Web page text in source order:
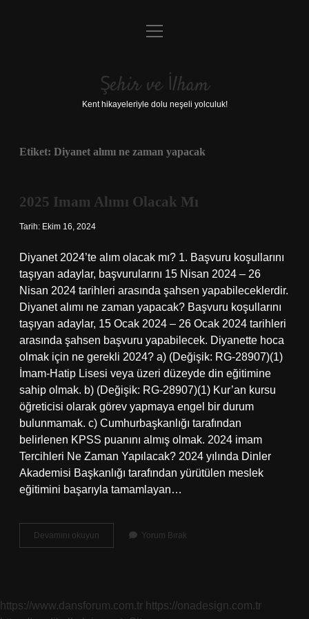
Anasayfa
Yasal Uyarı
menüyü
Şehir ve İlham
Kent hikayeleriyle dolu neşeli yolculuk!
Etiket: Diyanet alımı ne zaman yapacak
2025 Imam Alımı Olacak Mı
Tarih: Ekim 16, 2024
Diyanet 2024’te alım olacak mı? 1. Başvuru koşullarını
taşıyan adaylar, başvurularını 15 Nisan 2024 – 26
Nisan 2024 tarihleri ​​arasında şahsen yapabileceklerdir.
Diyanet alımı ne zaman yapacak? Başvuru koşullarını
taşıyan adaylar, 15 Ocak 2024 – 26 Ocak 2024 tarihleri ​​
arasında şahsen başvuru yapabilecek. Diyanette hoca
olmak için ne gerekli 2024? a) (Değişik: RG-28907)(1)
İmam-Hatip Lisesi veya üzeri düzeyde din eğitimine
sahip olmak. b) (Değişik: RG-28907)(1) Kur’an kursu
öğreticisi olarak görev yapmaya engel bir durum
bulunmamak. c) Cumhurbaşkanlığı tarafından
belirlenen KPSS puanını almış olmak. 2024 imam
Tercihleri Ne Zaman Yapılacak? 2024 yılında Dinler
Akademisi Başkanlığı tarafından yürütülen meslek
eğitimini başarıyla tamamlayan…
Devamını okuyun
Imam
Yorum Bırak
https://www.dansforum.com.tr https://onadesign.com.tr